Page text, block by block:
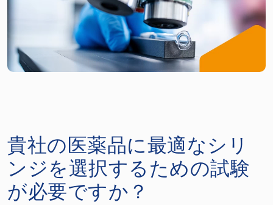
貴社の医薬品に最適なシリ
ンジを選択するための試験
が必要ですか？